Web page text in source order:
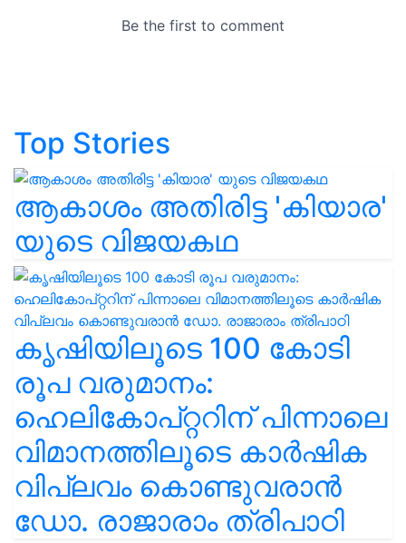
Top Stories
ആകാശം അതിരിട്ട 'കിയാര'
യുടെ വിജയകഥ
കൃഷിയിലൂടെ 100 കോടി
രൂപ വരുമാനം:
ഹെലികോപ്റ്ററിന് പിന്നാലെ
വിമാനത്തിലൂടെ കാർഷിക
വിപ്ലവം കൊണ്ടുവരാൻ
ഡോ. രാജാരാം ത്രിപാഠി